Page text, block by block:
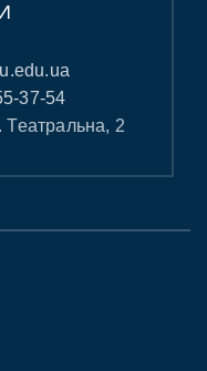
37-54
Театральна, 2